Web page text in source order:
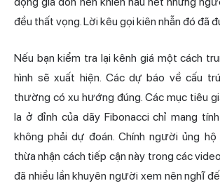
đều thất vọng. Lời kêu gọi kiên nhẫn đó đã
Nếu bạn kiểm tra lại kênh giá một cách
hình sẽ xuất hiện. Các dự báo về cấu
thường có xu hướng đúng. Các mục tiêu
la ở đỉnh của dãy Fibonacci chỉ mang
không phải dự đoán. Chính người ủng hộ
thừa nhận cách tiếp cận này trong các
đã nhiều lần khuyên người xem nên nghĩ